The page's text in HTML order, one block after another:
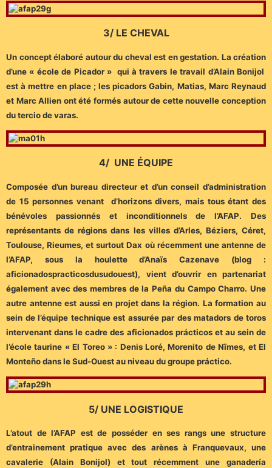
3/ LE CHEVAL
Un concept élaboré autour du cheval est en gestation. La création
d’une « école de Picador » qui à travers le travail d’Alain Bonijol
est à mettre en place ; les picadors Gabin, Matias, Marc Reynaud
et Marc Allien ont été formés autour de cette nouvelle conception
du tercio de varas.
4/ UNE ÉQUIPE
Composée d’un bureau directeur et d’un conseil d’administration
de 15 personnes venant d’horizons divers, mais tous étant des
bénévoles passionnés et inconditionnels de l’AFAP. Des
représentants de régions dans les villes d’Arles, Béziers, Céret,
Toulouse, Rieumes, et surtout Dax où récemment une antenne de
l’AFAP, sous la houlette d’Anaïs Cazenave (blog :
aficionadospracticosdusudouest), vient d’ouvrir en partenariat
également avec des membres de la Peña du Campo Charro. Une
autre antenne est aussi en projet dans la région. La formation au
sein de l’équipe technique est assurée par des matadors de toros
intervenant dans le cadre des aficionados prácticos et au sein de
l’école taurine « El Toreo » : Denis Loré, Morenito de Nîmes, et El
Monteño dans le Sud-Ouest au niveau du groupe práctico.
5/ UNE LOGISTIQUE
L’atout de l’AFAP est de posséder en ses rangs une structure
d’entrainement pratique avec des arènes à Franquevaux, une
cavalerie (Alain Bonijol) et tout récemment une ganadería